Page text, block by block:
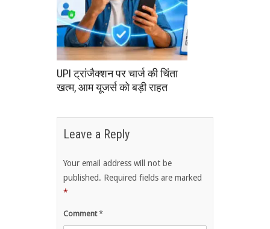
UPI ट्रांजैक्शन पर चार्ज की चिंता
खत्म, आम यूजर्स को बड़ी राहत
Leave a Reply
Your email address will not be
published. Required fields are marked
*
Comment*